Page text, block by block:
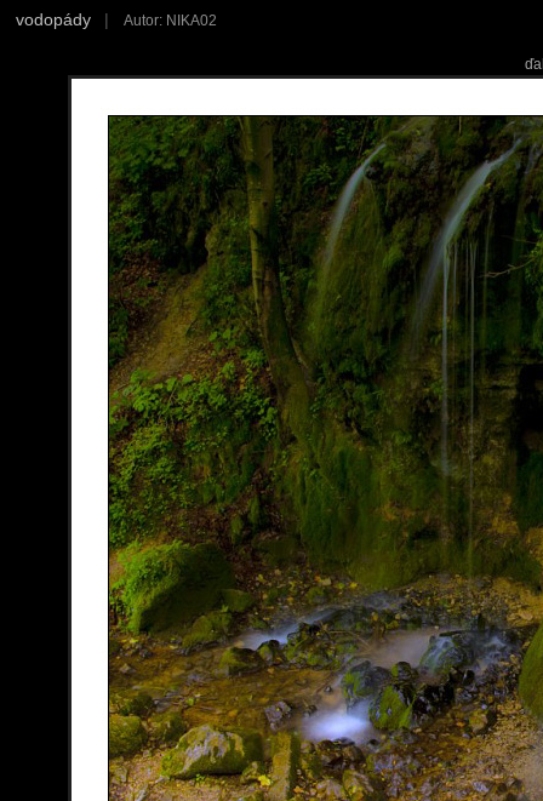
vodopády | Autor: NIKA02